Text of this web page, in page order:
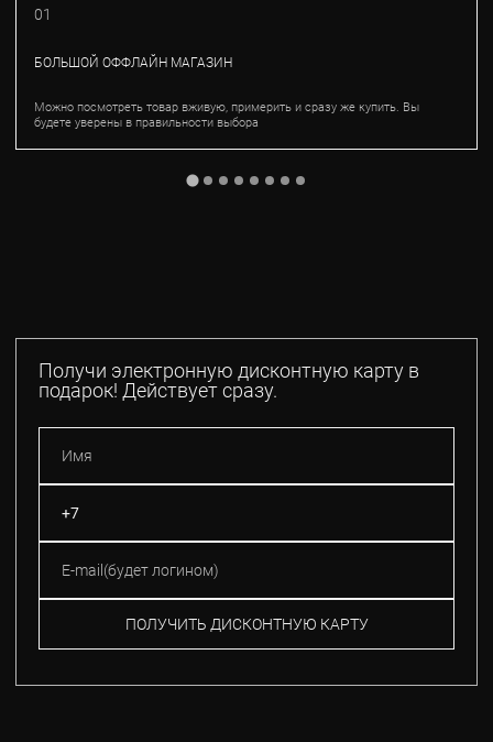
01
БОЛЬШОЙ ОФФЛАЙН МАГАЗИН
Можно посмотреть товар вживую, примерить и сразу же купить. Вы
будете уверены в правильности выбора
Получи электронную дисконтную карту в
подарок! Действует сразу.
ПОЛУЧИТЬ ДИСКОНТНУЮ КАРТУ